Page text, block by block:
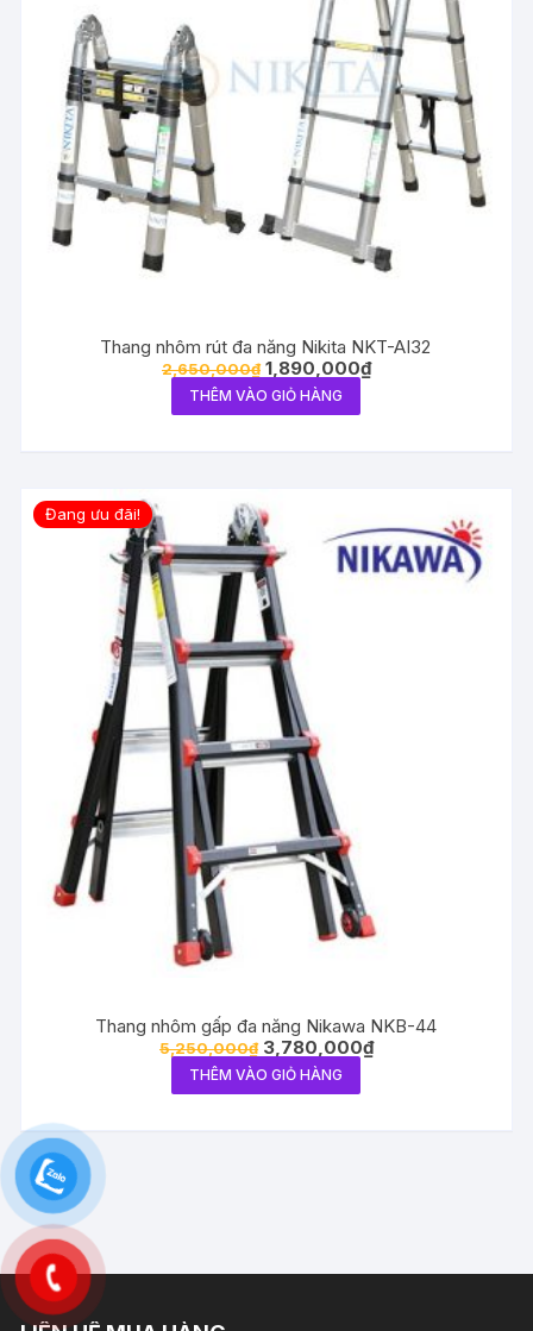
Thang nhôm rút đa năng Nikita NKT-AI32
2,650,000₫ 1,890,000₫
THÊM VÀO GIỎ HÀNG
Đang ưu đãi!
Thang nhôm gấp đa năng Nikawa NKB-44
5,250,000₫ 3,780,000₫
THÊM VÀO GIỎ HÀNG